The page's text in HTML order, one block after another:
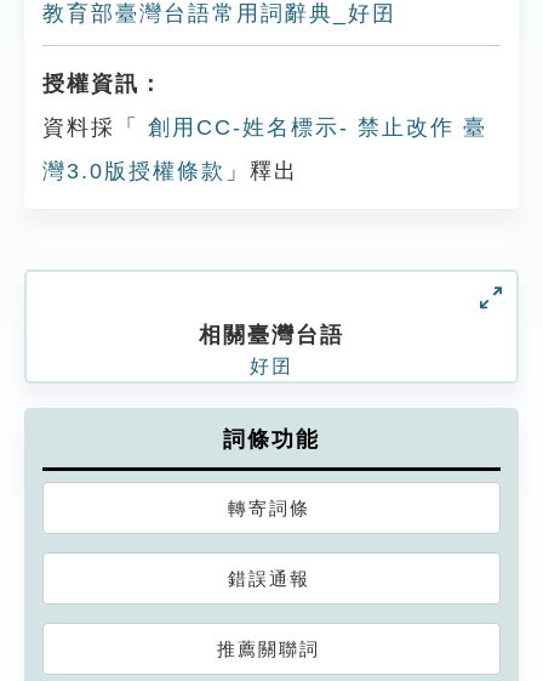
教育部臺灣台語常用詞辭典_好囝
授權資訊：
資料採「
創用CC-姓名標示- 禁止改作 臺
灣3.0版授權條款 」釋出
相關臺灣台語
好囝
詞條功能
轉寄詞條
錯誤通報
推薦關聯詞